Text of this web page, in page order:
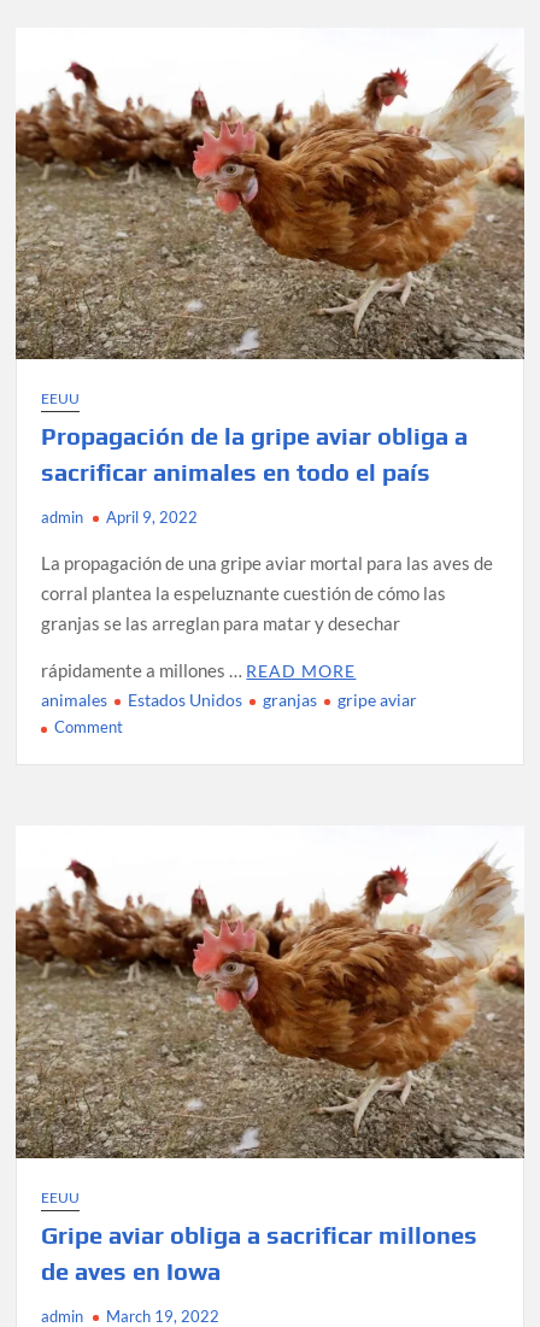
en
humano
en
EEUU
EEUU
Propagación de la gripe aviar obliga a
sacrificar animales en todo el país
admin April 9, 2022
La propagación de una gripe aviar mortal para las aves de
corral plantea la espeluznante cuestión de cómo las
granjas se las arreglan para matar y desechar
rápidamente a millones … READ MORE
animales
Estados Unidos granjas gripe aviar
Commenton
a
sacrificar
animales
en
todo
el
país
EEUU
Gripe aviar obliga a sacrificar millones
de aves en Iowa
admin March 19, 2022